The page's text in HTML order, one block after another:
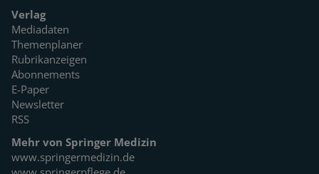
Verlag
Mediadaten
Themenplaner
Rubrikanzeigen
Abonnements
E-Paper
Newsletter
RSS
Mehr von Springer Medizin
www.springermedizin.de